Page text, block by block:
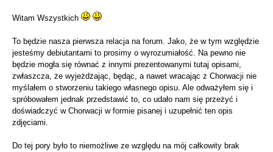
Witam Wszystkich
To będzie nasza pierwsza relacja na forum. Jako, że w tym względzie
jesteśmy debiutantami to prosimy o wyrozumiałość. Na pewno nie
będzie mogła się równać z innymi prezentowanymi tutaj opisami,
zwłaszcza, że wyjeżdżając, będąc, a nawet wracając z Chorwacji nie
myślałem o stworzeniu takiego własnego opisu. Ale odważyłem się i
spróbowałem jednak przedstawić to, co udało nam się przeżyć i
doświadczyć w Chorwacji w formie pisanej i uzupełnić ten opis
zdjęciami.
Do tej pory było to niemożliwe ze względu na mój całkowity brak